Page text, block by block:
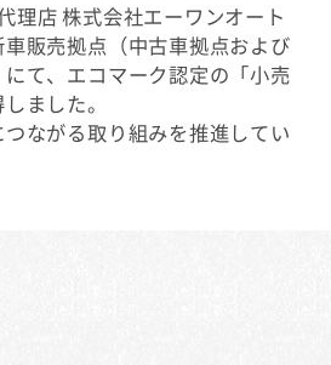
理店 株式会社エーワンオート
販売拠点（中古車拠点および
て、エコマーク認定の「小売
ました。
ながる取り組みを推進してい